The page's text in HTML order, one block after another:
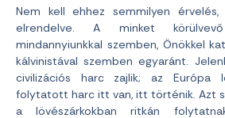
Nem kell ehhez semmilyen
elrendelve. A minket
mindannyiunkkal szemben, Önökkel
kálvinistával szemben egyaránt.
civilizációs harc zajlik; az Európa
folytatott harc itt van, itt történik. Azt
a lövészárkokban ritkán